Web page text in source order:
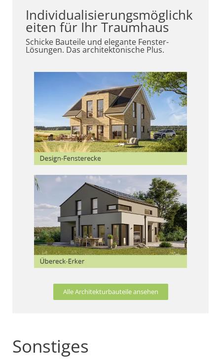
Individualisierungsmöglichk
eiten für Ihr Traumhaus
Schicke Bauteile und elegante Fenster-
Lösungen. Das architektonische Plus.
Alle Architekturbauteile ansehen
Sonstiges